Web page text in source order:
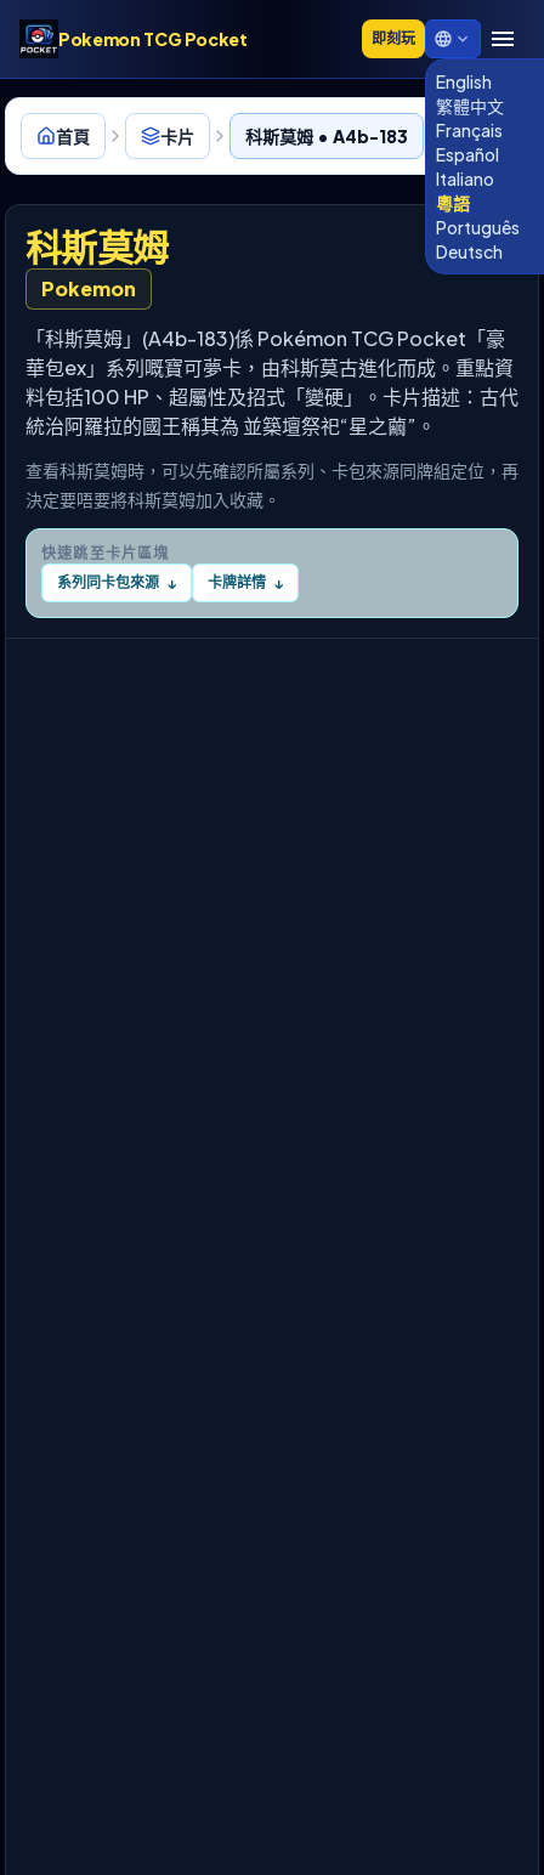
Pokemon TCG Pocket 即刻玩
English
繁體中文
Français
Español
Italiano
粵語
Português
Deutsch
首頁 卡片 科斯莫姆 • A4b-183
科斯莫姆
Pokemon
「科斯莫姆」(A4b-183)係 Pokémon TCG Pocket「豪
華包ex」系列嘅寶可夢卡，由科斯莫古進化而成。重點資
料包括100 HP、超屬性及招式「變硬」。卡片描述：古代
統治阿羅拉的國王稱其為 並築壇祭祀“星之繭”。
查看科斯莫姆時，可以先確認所屬系列、卡包來源同牌組定位，再
決定要唔要將科斯莫姆加入收藏。
快速跳至卡片區塊
系列同卡包來源 ↓ 卡牌詳情 ↓